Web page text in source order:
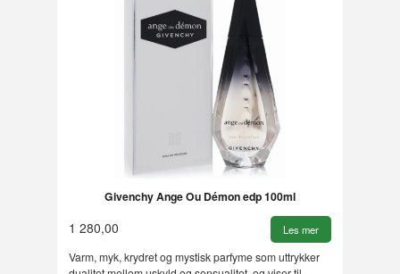
Givenchy Ange Ou Démon edp 100ml
1 280,00 Les mer
Varm, myk, krydret og mystisk parfyme som uttrykker